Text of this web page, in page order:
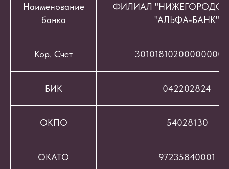
Наименование
банка
ФИЛИАЛ
"АЛЬФА-БАНК"
Кор. Счет
БИК 042202824
ОКПО 54028130
ОКАТО 97235840001